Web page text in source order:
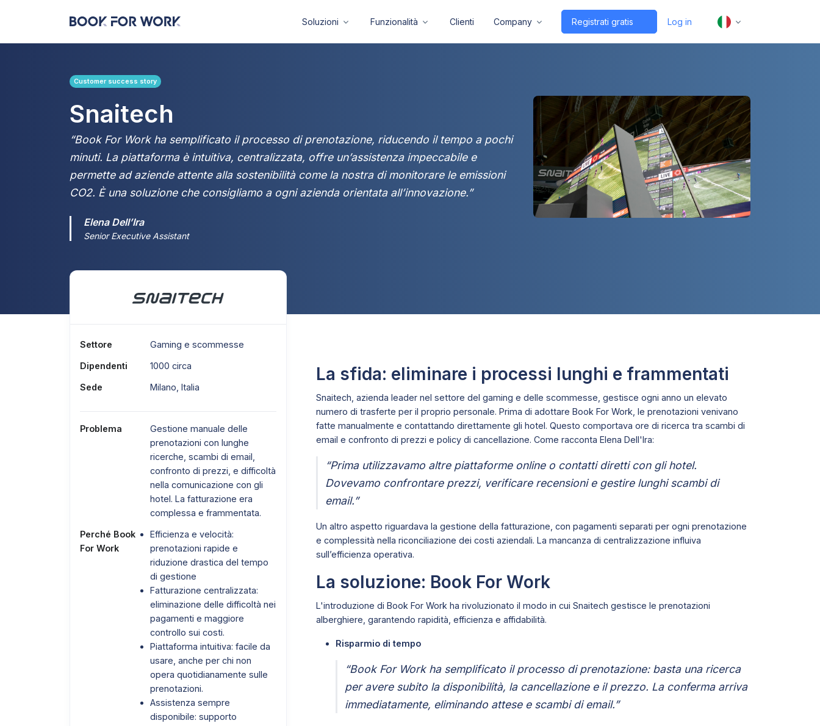
Soluzioni Funzionalità Clienti Company Registrati gratis Log in
Customer success story
Snaitech
“Book For Work ha semplificato il processo di prenotazione, riducendo il tempo a pochi
minuti. La piattaforma è intuitiva, centralizzata, offre un’assistenza impeccabile e
permette ad aziende attente alla sostenibilità come la nostra di monitorare le emissioni
CO2. È una soluzione che consigliamo a ogni azienda orientata all’innovazione.”
Elena Dell’Ira
Senior Executive Assistant
Settore Gaming e scommesse
Dipendenti 1000 circa
Sede Milano, Italia
Problema
Gestione manuale delle
prenotazioni con lunghe
ricerche, scambi di email,
confronto di prezzi, e difficoltà
nella comunicazione con gli
hotel. La fatturazione era
complessa e frammentata.
Perché Book
For Work
Efficienza e velocità:
prenotazioni rapide e
riduzione drastica del tempo
di gestione
Fatturazione centralizzata:
eliminazione delle difficoltà nei
pagamenti e maggiore
controllo sui costi.
Piattaforma intuitiva: facile da
usare, anche per chi non
opera quotidianamente sulle
prenotazioni.
Assistenza sempre
disponibile: supporto
La sfida: eliminare i processi lunghi e frammentati
Snaitech, azienda leader nel settore del gaming e delle scommesse, gestisce ogni anno un elevato
numero di trasferte per il proprio personale. Prima di adottare Book For Work, le prenotazioni venivano
fatte manualmente e contattando direttamente gli hotel. Questo comportava ore di ricerca tra scambi di
email e confronto di prezzi e policy di cancellazione. Come racconta Elena Dell'Ira:
“Prima utilizzavamo altre piattaforme online o contatti diretti con gli hotel.
Dovevamo confrontare prezzi, verificare recensioni e gestire lunghi scambi di
email.”
Un altro aspetto riguardava la gestione della fatturazione, con pagamenti separati per ogni prenotazione
e complessità nella riconciliazione dei costi aziendali. La mancanza di centralizzazione influiva
sull’efficienza operativa.
La soluzione: Book For Work
L'introduzione di Book For Work ha rivoluzionato il modo in cui Snaitech gestisce le prenotazioni
alberghiere, garantendo rapidità, efficienza e affidabilità.
Risparmio di tempo
“Book For Work ha semplificato il processo di prenotazione: basta una ricerca
per avere subito la disponibilità, la cancellazione e il prezzo. La conferma arriva
immediatamente, eliminando attese e scambi di email.”